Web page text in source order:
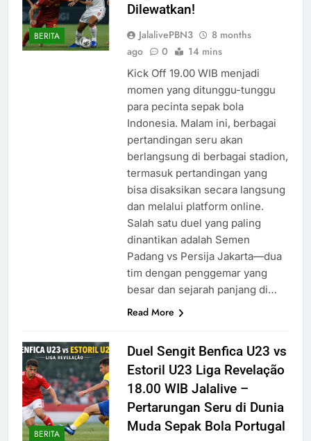
BERITA
Dilewatkan!
JalalivePBN3
8 months
ago
0 14 mins
Kick Off 19.00 WIB menjadi
momen yang ditunggu-tunggu
para pecinta sepak bola
Indonesia. Malam ini, berbagai
pertandingan seru akan
berlangsung di berbagai stadion,
termasuk pertandingan yang
bisa disaksikan secara langsung
dan melalui platform online.
Salah satu duel yang paling
dinantikan adalah Semen
Padang vs Persija Jakarta—dua
tim dengan penggemar yang
besar dan sejarah panjang di…
Read More
BERITA
Duel Sengit Benfica U23 vs
Estoril U23 Liga Revelação
18.00 WIB Jalalive –
Pertarungan Seru di Dunia
Muda Sepak Bola Portugal